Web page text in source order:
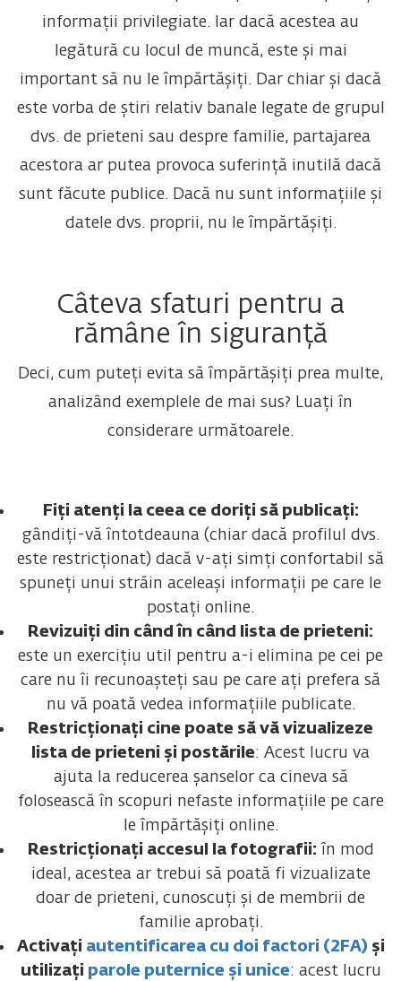
informații privilegiate. Iar dacă acestea au
legătură cu locul de muncă, este și mai
important să nu le împărtășiți. Dar chiar și dacă
este vorba de știri relativ banale legate de grupul
dvs. de prieteni sau despre familie, partajarea
acestora ar putea provoca suferință inutilă dacă
sunt făcute publice. Dacă nu sunt informațiile și
datele dvs. proprii, nu le împărtășiți.
Câteva sfaturi pentru a
rămâne în siguranță
Deci, cum puteți evita să împărtășiți prea multe,
analizând exemplele de mai sus? Luați în
considerare următoarele.
Fiți atenți la ceea ce doriți să publicați:
gândiți-vă întotdeauna (chiar dacă profilul dvs.
este restricționat) dacă v-ați simți confortabil să
spuneți unui străin aceleași informații pe care le
postați online.
Revizuiți din când în când lista de prieteni:
este un exercițiu util pentru a-i elimina pe cei pe
care nu îi recunoașteți sau pe care ați prefera să
nu vă poată vedea informațiile publicate.
Restricționați cine poate să vă vizualizeze
lista de prieteni și postările: Acest lucru va
ajuta la reducerea șanselor ca cineva să
folosească în scopuri nefaste informațiile pe care
le împărtășiți online.
Restricționați accesul la fotografii: în mod
ideal, acestea ar trebui să poată fi vizualizate
doar de prieteni, cunoscuți și de membrii de
familie aprobați.
Activați autentificarea cu doi factori (2FA) și
utilizați parole puternice și unice: acest lucru